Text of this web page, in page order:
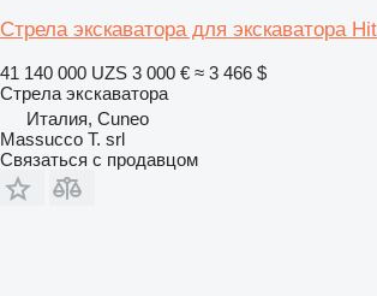
Стрела экскаватора для экскаватора
41 140 000 UZS 3 000 € ≈ 3 466 $
Стрела экскаватора
Италия, Cuneo
Massucco T. srl
Связаться с продавцом